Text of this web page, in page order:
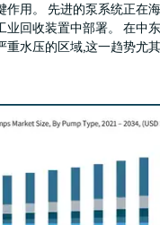
作用。 先进的泵系统正在
业回收装置中部署。 在中
水压的区域,这一趋势尤其